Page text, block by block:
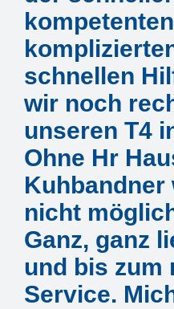
Leistungen
Firmenphilosophie
Kundenstimmen
Mitarbeiter
Karriere
Technische Infos
schnellen
wir noch
unseren T4
Ohne Hr
Kuhbandner
nicht
Ganz, ganz
und bis zum
Service.